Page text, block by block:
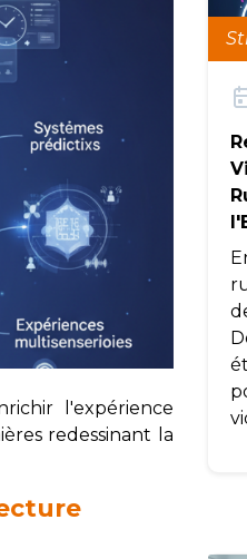
l'expérience
redessinant la